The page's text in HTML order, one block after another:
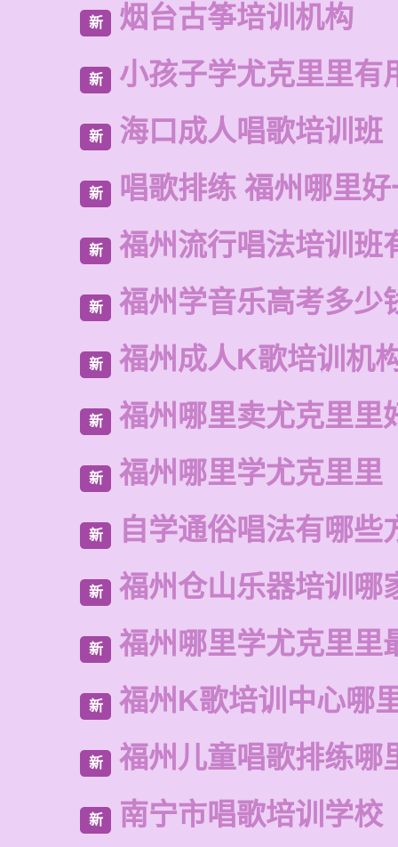
新 烟台古筝培训机构
新 小孩子学尤克里里有
新 海口成人唱歌培训班
新 唱歌排练 福州哪里
新 福州流行唱法培训班
新 福州学音乐高考多少
新 福州成人K歌培训机
新 福州哪里卖尤克里里
新 福州哪里学尤克里里
新 自学通俗唱法有哪些
新 福州仓山乐器培训哪
新 福州哪里学尤克里里
新 福州K歌培训中心哪
新 福州儿童唱歌排练哪
新 南宁市唱歌培训学校